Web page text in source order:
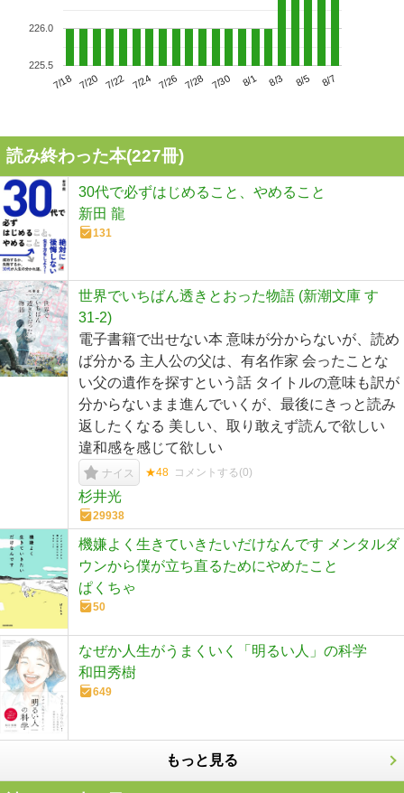
7/18 7/20 7/22 7/24 7/26 7/28 7/30 8/1 8/3 8/5 8/7
225.5
226.0
読み終わった本(227冊)
30代で必ずはじめること、やめること
新田 龍
131
世界でいちばん透きとおった物語 (新潮文庫 す
31-2)
電子書籍で出せない本 意味が分からないが、読め
ば分かる 主人公の父は、有名作家 会ったことな
い父の遺作を探すという話 タイトルの意味も訳が
分からないまま進んでいくが、最後にきっと読み
返したくなる 美しい、取り敢えず読んで欲しい
違和感を感じて欲しい
ナイス ★48 コメントする(0)
杉井光
29938
機嫌よく生きていきたいだけなんです メンタルダ
ウンから僕が立ち直るためにやめたこと
ぱくちゃ
50
なぜか人生がうまくいく「明るい人」の科学
和田秀樹
649
もっと見る